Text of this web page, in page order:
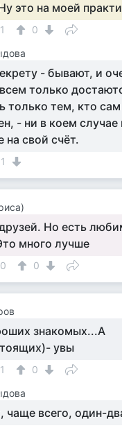
это на моей
1 0
- бывают, и
только
только тем, кто сам
- ни в коем случае
на свой счёт.
1
Но есть
много лучше
0 0
знакомых...А
увы
1 0
чаще всего, один-